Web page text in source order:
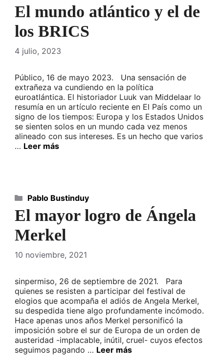
El mundo atlántico y el de
los BRICS
4 julio, 2023
Público, 16 de mayo 2023. Una sensación de
extrañeza va cundiendo en la política
euroatlántica. El historiador Luuk van Middelaar lo
resumía en un artículo reciente en El País como un
signo de los tiempos: Europa y los Estados Unidos
se sienten solos en un mundo cada vez menos
alineado con sus intereses. Es un hecho que varios
… Leer más
El mayor logro de Ángela
Merkel
10 noviembre, 2021
sinpermiso, 26 de septiembre de 2021. Para
quienes se resisten a participar del festival de
elogios que acompaña el adiós de Angela Merkel,
su despedida tiene algo profundamente incómodo.
Hace apenas unos años Merkel personificó la
imposición sobre el sur de Europa de un orden de
austeridad -implacable, inútil, cruel- cuyos efectos
seguimos pagando … Leer más
Categorías
Pablo Bustinduy